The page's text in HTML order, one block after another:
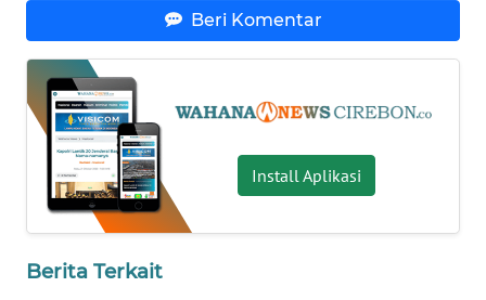
Beri Komentar
Install Aplikasi
Berita Terkait
WN
DAIRI
WN
DANAU
TOBA
WN